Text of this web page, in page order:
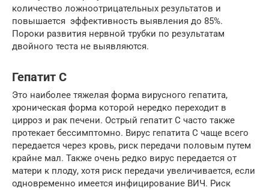
количество ложноотрицательных результатов и
повышается эффективность выявления до 85%.
Пороки развития нервной трубки по результатам
двойного теста не выявляются.
Гепатит С
Это наиболее тяжелая форма вирусного гепатита,
хроническая форма которой нередко переходит в
цирроз и рак печени. Острый гепатит С часто также
протекает бессимптомно. Вирус гепатита С чаще всего
передается через кровь, риск передачи половым путем
крайне мал. Также очень редко вирус передается от
матери к плоду, хотя риск передачи увеличивается, если
одновременно имеется инфицирование ВИЧ. Риск